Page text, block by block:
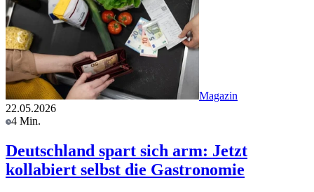
Magazin
22.05.2026
4 Min.
Deutschland spart sich arm: Jetzt
kollabiert selbst die Gastronomie